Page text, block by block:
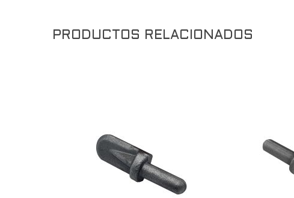
PRODUCTOS RELACIONADOS